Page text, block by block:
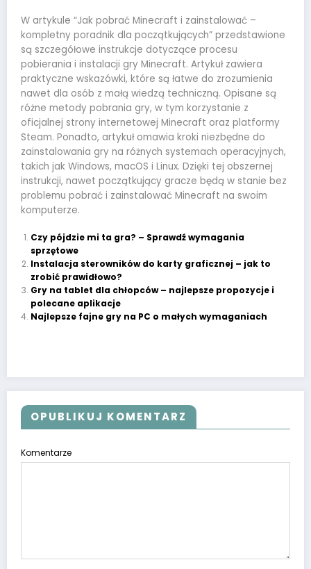
W artykule “Jak pobrać Minecraft i zainstalować –
kompletny poradnik dla początkujących” przedstawione
są szczegółowe instrukcje dotyczące procesu
pobierania i instalacji gry Minecraft. Artykuł zawiera
praktyczne wskazówki, które są łatwe do zrozumienia
nawet dla osób z małą wiedzą techniczną. Opisane są
różne metody pobrania gry, w tym korzystanie z
oficjalnej strony internetowej Minecraft oraz platformy
Steam. Ponadto, artykuł omawia kroki niezbędne do
zainstalowania gry na różnych systemach operacyjnych,
takich jak Windows, macOS i Linux. Dzięki tej obszernej
instrukcji, nawet początkujący gracze będą w stanie bez
problemu pobrać i zainstalować Minecraft na swoim
komputerze.
Czy pójdzie mi ta gra? – Sprawdź wymagania
sprzętowe
Instalacja sterowników do karty graficznej – jak to
zrobić prawidłowo?
Gry na tablet dla chłopców – najlepsze propozycje i
polecane aplikacje
Najlepsze fajne gry na PC o małych wymaganiach
OPUBLIKUJ KOMENTARZ
Komentarze